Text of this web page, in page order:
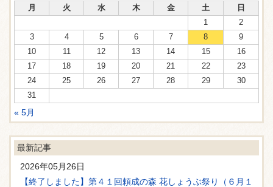
月
火 水 木 金 土
日
1
2
3
4 5 6 7 8
9
10
11 12 13 14 15
16
17
18 19 20 21 22
23
24
25 26 27 28 29
30
31
« 5月
最新記事
2026年05月26日
【終了しました】第４１回頼成の森 花しょうぶ祭り（６月１